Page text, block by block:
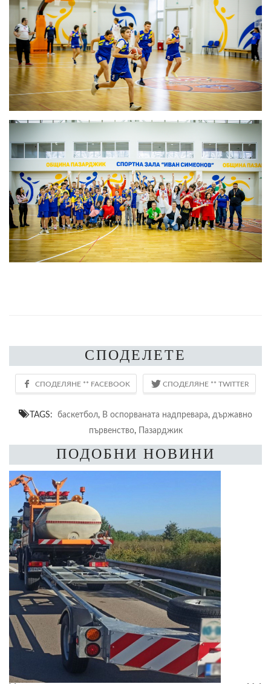
СПОДЕЛЕТЕ
TAGS: баскетбол, В оспорваната надпревара, държавно
първенство, Пазарджик
ПОДОБНИ НОВИНИ